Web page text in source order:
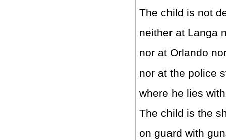
The child is not
neither at Langa
nor at Orlando
nor at the police
where he lies
The child is the
on guard with